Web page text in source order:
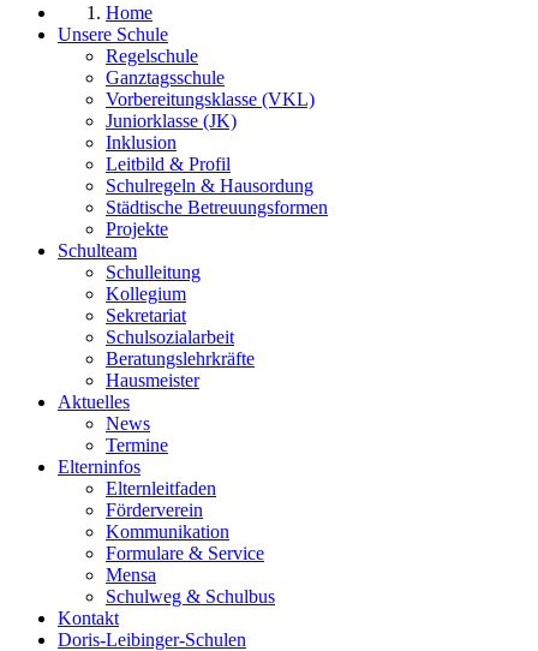
Home
Unsere Schule
Regelschule
Ganztagsschule
Vorbereitungsklasse (VKL)
Juniorklasse (JK)
Inklusion
Leitbild & Profil
Schulregeln & Hausordung
Städtische Betreuungsformen
Projekte
Schulteam
Schulleitung
Kollegium
Sekretariat
Schulsozialarbeit
Beratungslehrkräfte
Hausmeister
Aktuelles
News
Termine
Elterninfos
Elternleitfaden
Förderverein
Kommunikation
Formulare & Service
Mensa
Schulweg & Schulbus
Kontakt
Doris-Leibinger-Schulen